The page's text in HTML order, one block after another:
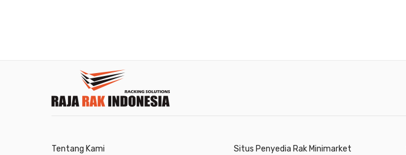
Tentang Kami Situs Penyedia Rak Minimarket